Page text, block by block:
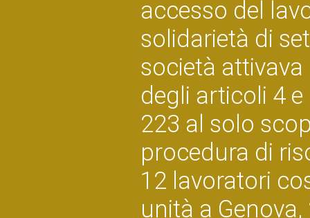
accesso del
solidarietà di
società
degli articoli 4
223 al solo
procedura di
12 lavoratori
unità a